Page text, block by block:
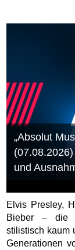
„Absolut
und
Elvis Presley,
Bieber – die
stilistisch kaum
Generationen